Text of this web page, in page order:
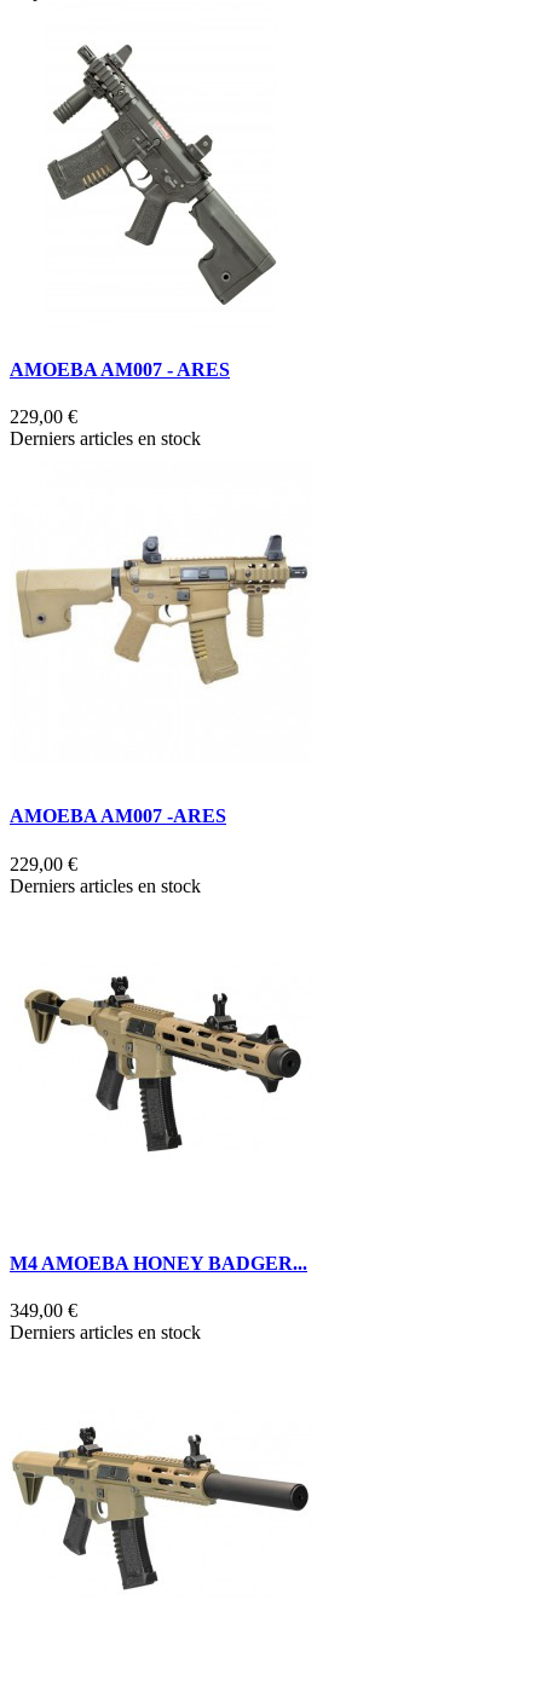
AMOEBA AM007 - ARES
229,00 €
Derniers articles en stock
AMOEBA AM007 -ARES
229,00 €
Derniers articles en stock
M4 AMOEBA HONEY BADGER...
349,00 €
Derniers articles en stock